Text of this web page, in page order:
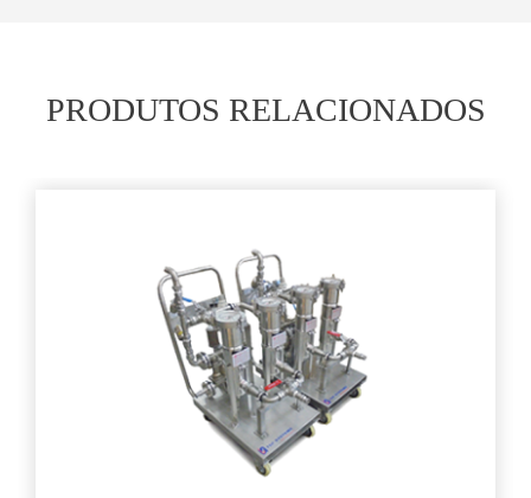
PRODUTOS RELACIONADOS